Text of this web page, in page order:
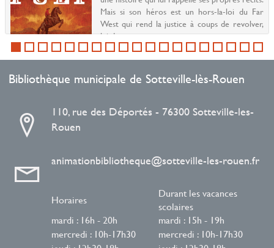
Mais si son héros est un hors-la-loi du Far
West qui rend la justice à coups de revolver,
lui do...
Bibliothèque municipale de Sotteville-lès-Rouen
110, rue des Déportés - 76300 Sotteville-les-
Rouen
animationbibliotheque@sotteville-les-rouen.fr
Horaires
Durant les vacances
scolaires
mardi : 16h - 20h
mardi : 15h - 19h
mercredi : 10h-17h30
mercredi : 10h-17h30